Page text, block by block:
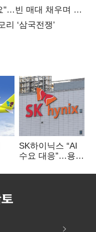
"…빈 매대 채우며 문
‘삼국전쟁’
SK하이닉스 “AI
수요 대응”…용인
투자